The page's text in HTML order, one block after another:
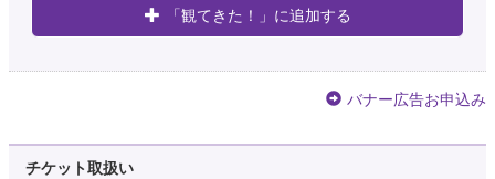
「観てきた！」に追加する
バナー広告お申込み
チケット取扱い